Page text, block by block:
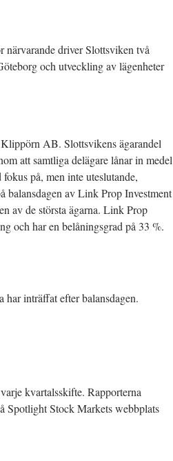
närvarande driver Slottsviken två
och utveckling av lägenheter
AB. Slottsvikens ägarandel
att samtliga delägare lånar in medel
på, men inte uteslutande,
balansdagen av Link Prop Investment
av de största ägarna. Link Prop
och har en belåningsgrad på 33 %.
har inträffat efter balansdagen.
kvartalsskifte. Rapporterna
Spotlight Stock Markets webbplats